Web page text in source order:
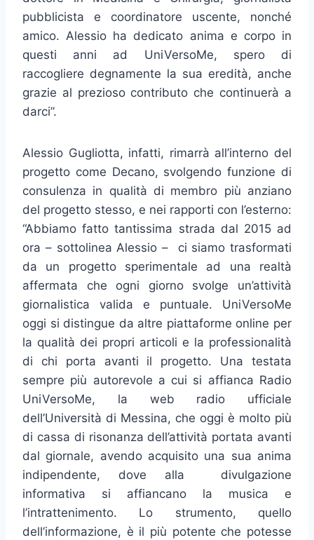
pubblicista e coordinatore uscente, nonché
amico. Alessio ha dedicato anima e corpo in
questi anni ad UniVersoMe, spero di
raccogliere degnamente la sua eredità, anche
grazie al prezioso contributo che continuerà a
darci”.
Alessio Gugliotta, infatti, rimarrà all’interno del
progetto come Decano, svolgendo funzione di
consulenza in qualità di membro più anziano
del progetto stesso, e nei rapporti con l’esterno:
“Abbiamo fatto tantissima strada dal 2015 ad
ora – sottolinea Alessio – ci siamo trasformati
da un progetto sperimentale ad una realtà
affermata che ogni giorno svolge un’attività
giornalistica valida e puntuale. UniVersoMe
oggi si distingue da altre piattaforme online per
la qualità dei propri articoli e la professionalità
di chi porta avanti il progetto. Una testata
sempre più autorevole a cui si affianca Radio
UniVersoMe, la web radio ufficiale
dell’Università di Messina, che oggi è molto più
di cassa di risonanza dell’attività portata avanti
dal giornale, avendo acquisito una sua anima
indipendente, dove alla divulgazione
informativa si affiancano la musica e
l’intrattenimento. Lo strumento, quello
dell’informazione, è il più potente che potesse